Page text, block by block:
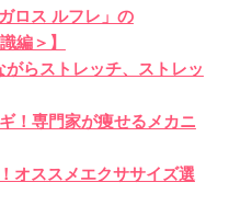
ロス ルフレ」の
編＞】
らストレッチ、ストレッ
！専門家が痩せるメカニ
オススメエクササイズ選